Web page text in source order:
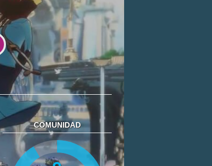
COMUNIDAD